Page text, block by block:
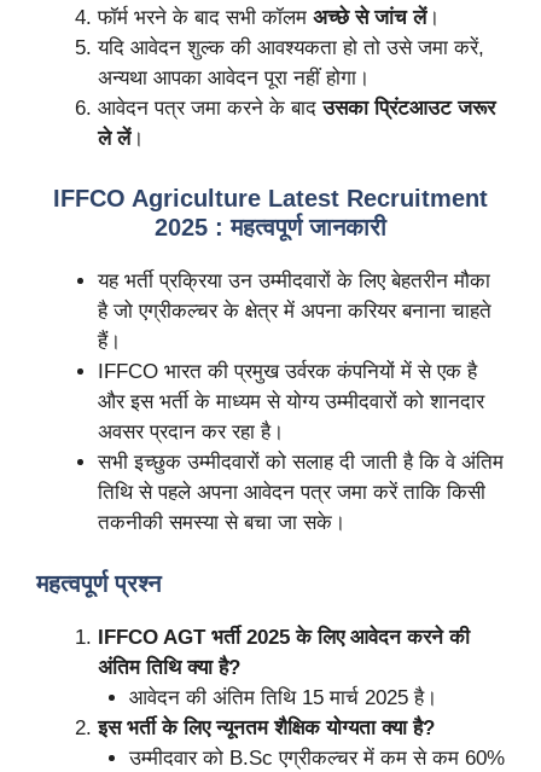
फॉर्म भरने के बाद सभी कॉलम अच्छे से जांच लें।
यदि आवेदन शुल्क की आवश्यकता हो तो उसे जमा करें,
अन्यथा आपका आवेदन पूरा नहीं होगा।
आवेदन पत्र जमा करने के बादउसका प्रिंटआउट जरूर
ले लें।
IFFCO Agriculture Latest Recruitment
2025 : महत्वपूर्ण जानकारी
यह भर्ती प्रक्रिया उन उम्मीदवारों के लिए बेहतरीन मौका
है जो एग्रीकल्चर के क्षेत्र में अपना करियर बनाना चाहते
हैं।
IFFCO भारत की प्रमुख उर्वरक कंपनियों में से एक है
और इस भर्ती के माध्यम से योग्य उम्मीदवारों को शानदार
अवसर प्रदान कर रहा है।
सभी इच्छुक उम्मीदवारों को सलाह दी जाती है कि वे अंतिम
तिथि से पहले अपना आवेदन पत्र जमा करें ताकि किसी
तकनीकी समस्या से बचा जा सके।
महत्वपूर्ण प्रश्न
IFFCO AGT भर्ती 2025 के लिए आवेदन करने की
अंतिम तिथि क्या है?
आवेदन की अंतिम तिथि 15 मार्च 2025 है।
इस भर्ती के लिए न्यूनतम शैक्षिक योग्यता क्या है?
उम्मीदवार को B.Sc एग्रीकल्चर में कम से कम 60%